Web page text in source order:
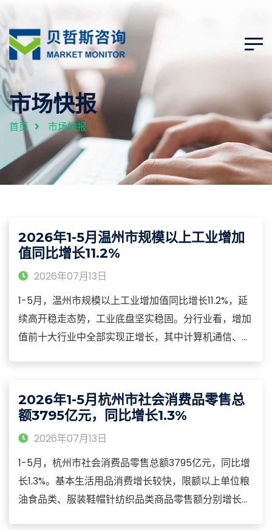
市场快报
首页 市场快报
2026年1-5月温州市规模以上工业增加
值同比增长11.2%
2026年07月13日
1-5月，温州市规模以上工业增加值同比增长11.2%，延
续高开稳走态势，工业底盘坚实稳固。分行业看，增加
值前十大行业中全部实现正增长，其中计算机通信、电
装备制造业提速提质，增加值同比增长13.8%，支撑作
用显著。
2026年1-5月杭州市社会消费品零售总
额3795亿元，同比增长1.3%
2026年07月13日
1-5月，杭州市社会消费品零售总额3795亿元，同比增
长1.3%。基本生活用品消费增长较快，限额以上单位粮
油食品类、服装鞋帽针纺织品类商品零售额分别增长